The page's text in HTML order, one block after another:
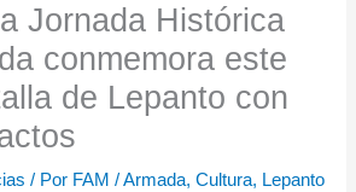
Jornada Histórica
conmemora este
de Lepanto con
/ Por FAM/Armada,Cultura, Lepanto